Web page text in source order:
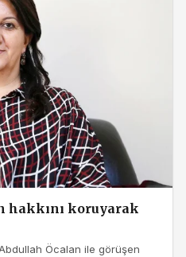
hakkını koruyarak
Öcalan ile görüşen